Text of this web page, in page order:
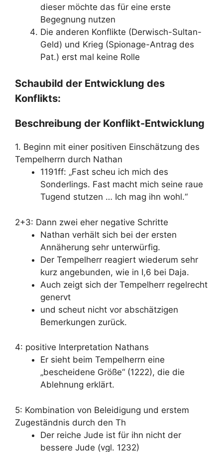
dieser möchte das für eine erste
Begegnung nutzen
Die anderen Konflikte (Derwisch-Sultan-
Geld) und Krieg (Spionage-Antrag des
Pat.) erst mal keine Rolle
Schaubild der Entwicklung des
Konflikts:
Beschreibung der Konflikt-Entwicklung
1. Beginn mit einer positiven Einschätzung des
Tempelherrn durch Nathan
1191ff: „Fast scheu ich mich des
Sonderlings. Fast macht mich seine raue
Tugend stutzen … Ich mag ihn wohl.“
2+3: Dann zwei eher negative Schritte
Nathan verhält sich bei der ersten
Annäherung sehr unterwürfig.
Der Tempelherr reagiert wiederum sehr
kurz angebunden, wie in I,6 bei Daja.
Auch zeigt sich der Tempelherr regelrecht
genervt
und scheut nicht vor abschätzigen
Bemerkungen zurück.
4: positive Interpretation Nathans
Er sieht beim Tempelherrn eine
„bescheidene Größe“ (1222), die die
Ablehnung erklärt.
5: Kombination von Beleidigung und erstem
Zugeständnis durch den Th
Der reiche Jude ist für ihn nicht der
bessere Jude (vgl. 1232)